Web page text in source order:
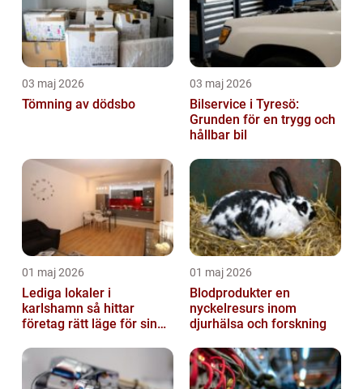
03 maj 2026
Tömning av dödsbo
03 maj 2026
Bilservice i Tyresö:
Grunden för en trygg och
hållbar bil
01 maj 2026
Lediga lokaler i
karlshamn så hittar
företag rätt läge för sin
01 maj 2026
Blodprodukter en
nyckelresurs inom
djurhälsa och forskning